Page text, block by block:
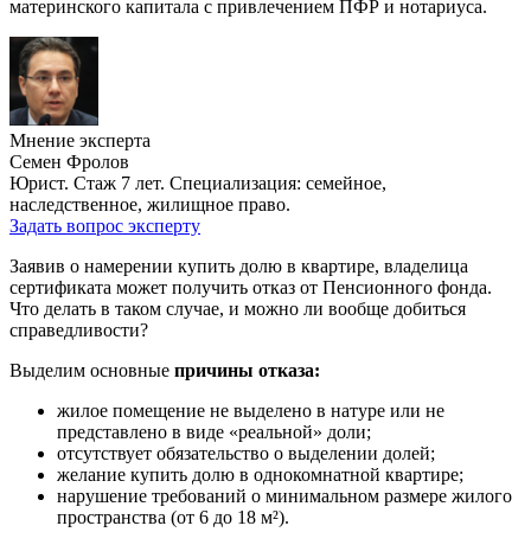
материнского капитала с привлечением ПФР и нотариуса.
Мнение эксперта
Семен Фролов
Юрист. Стаж 7 лет. Специализация: семейное,
наследственное, жилищное право.
Задать вопрос эксперту
Заявив о намерении купить долю в квартире, владелица
сертификата может получить отказ от Пенсионного фонда.
Что делать в таком случае, и можно ли вообще добиться
справедливости?
Выделим основные причины отказа:
жилое помещение не выделено в натуре или не
представлено в виде «реальной» доли;
отсутствует обязательство о выделении долей;
желание купить долю в однокомнатной квартире;
нарушение требований о минимальном размере жилого
пространства (от 6 до 18 м²).